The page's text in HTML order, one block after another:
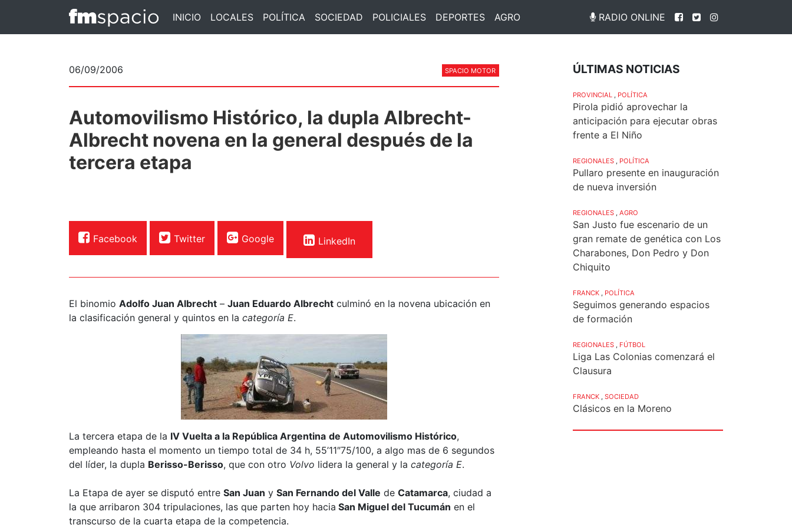
INICIO LOCALES POLÍTICA SOCIEDAD POLICIALES DEPORTES AGRO RADIO ONLINE
06/09/2006 SPACIO MOTOR
Automovilismo Histórico, la dupla Albrecht-
Albrecht novena en la general después de la
tercera etapa
Facebook Twitter Google LinkedIn
El binomio Adolfo Juan Albrecht – Juan Eduardo Albrecht culminó en la novena ubicación en
la clasificación general y quintos en la categoría E.
La tercera etapa de la IV Vuelta a la República Argentina de Automovilismo Histórico,
empleando hasta el momento un tiempo total de 34 h, 55’11″75/100, a algo mas de 6 segundos
del líder, la dupla Berisso-Berisso, que con otro Volvo lidera la general y la categoría E.
La Etapa de ayer se disputó entre San Juan y San Fernando del Valle de Catamarca, ciudad a
la que arribaron 304 tripulaciones, las que parten hoy hacia San Miguel del Tucumán en el
transcurso de la cuarta etapa de la competencia.
ÚLTIMAS NOTICIAS
PROVINCIAL POLÍTICA
Pirola pidió aprovechar la
anticipación para ejecutar obras
frente a El Niño
REGIONALES POLÍTICA
Pullaro presente en inauguración
de nueva inversión
REGIONALES AGRO
San Justo fue escenario de un
gran remate de genética con Los
Charabones, Don Pedro y Don
Chiquito
FRANCK POLÍTICA
Seguimos generando espacios
de formación
REGIONALES FÚTBOL
Liga Las Colonias comenzará el
Clausura
FRANCK SOCIEDAD
Clásicos en la Moreno